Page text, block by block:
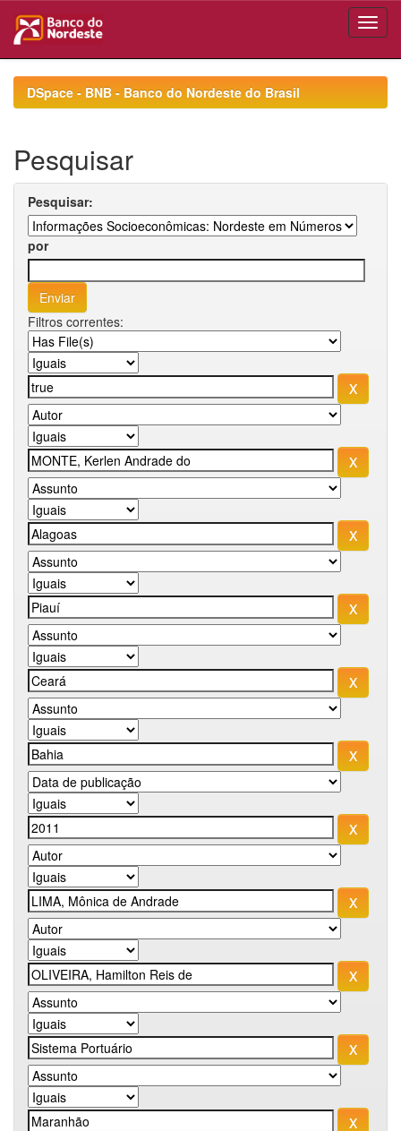
navigationDSpace - BNB - Banco do Nordeste do Brasil
Pesquisar
Pesquisar:
por
Filtros correntes: